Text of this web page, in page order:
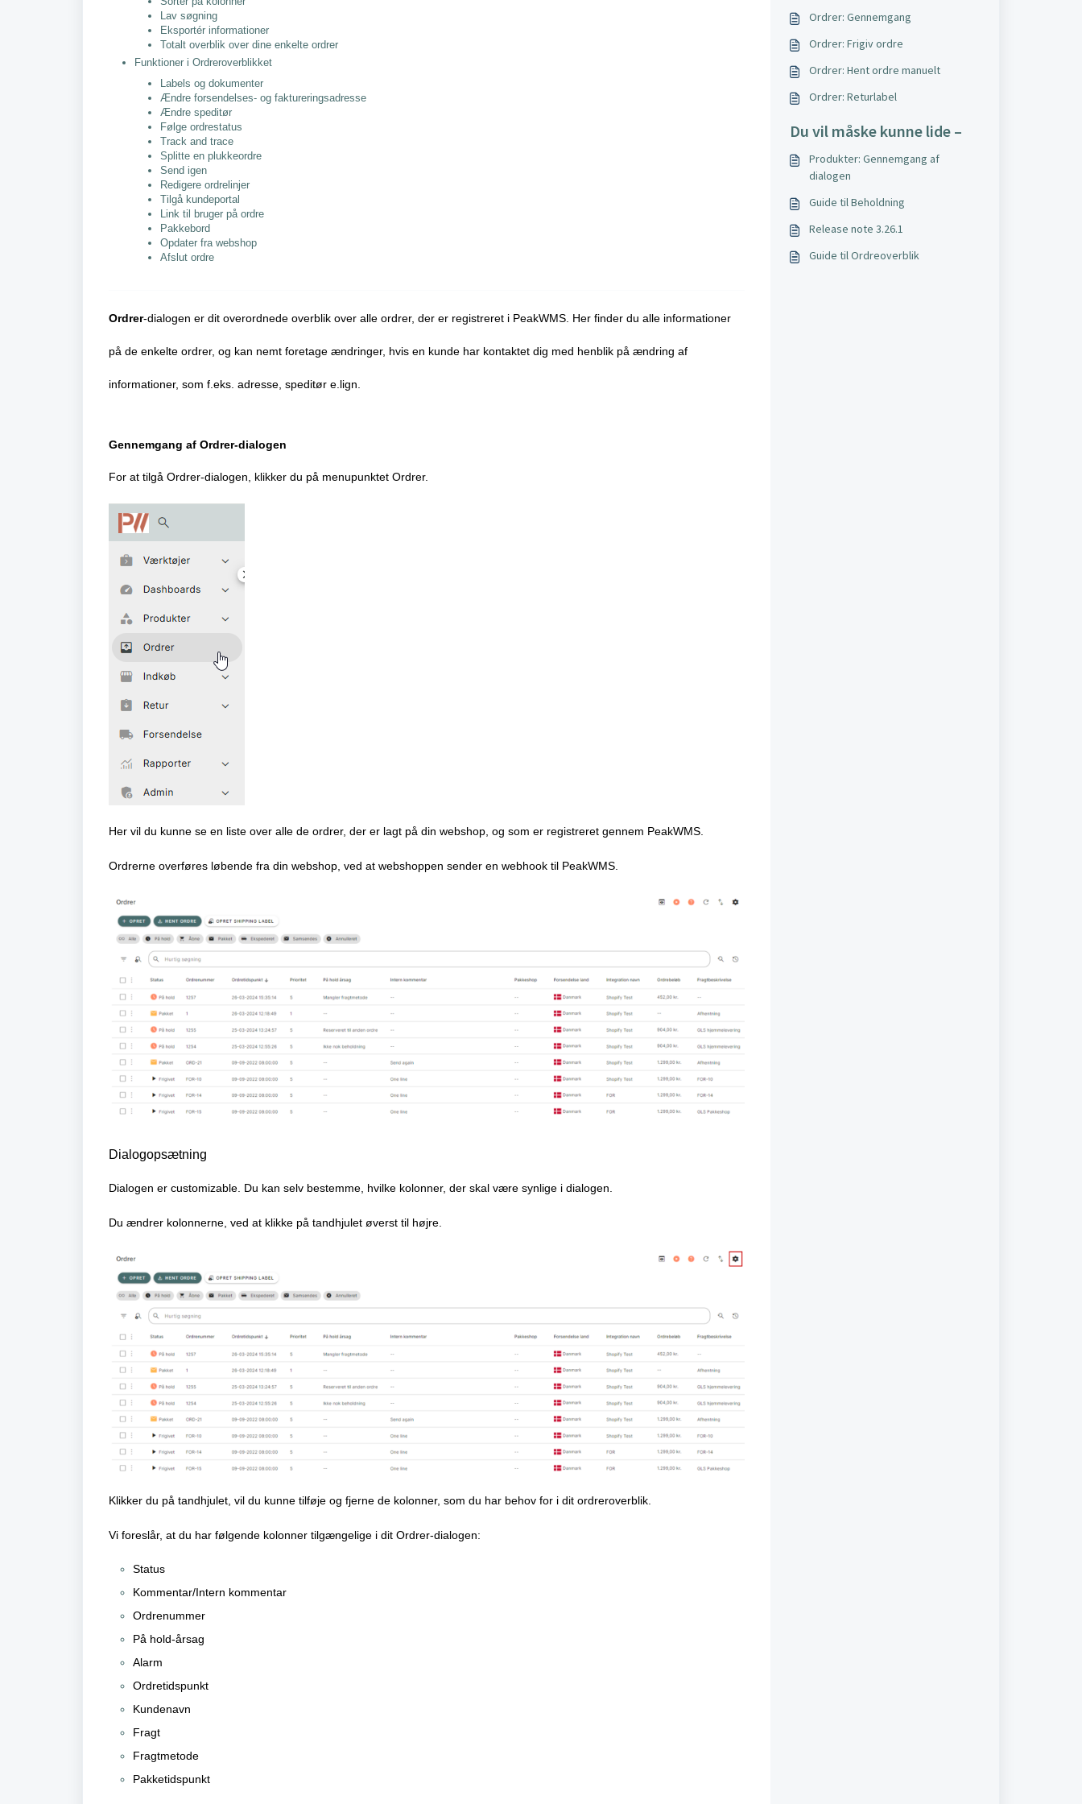
Lav søgning
Eksportér informationer
Totalt overblik over dine enkelte ordrer
Funktioner i Ordreroverblikket
Labels og dokumenter
Ændre forsendelses- og faktureringsadresse
Ændre speditør
Følge ordrestatus
Track and trace
Splitte en plukkeordre
Send igen
Redigere ordrelinjer
Tilgå kundeportal
Link til bruger på ordre
Pakkebord
Opdater fra webshop
Afslut ordre
Ordrer-dialogen er dit overordnede overblik over alle ordrer, der er registreret i PeakWMS. Her finder du alle informationer
på de enkelte ordrer, og kan nemt foretage ændringer, hvis en kunde har kontaktet dig med henblik på ændring af
informationer, som f.eks. adresse, speditør e.lign.
Gennemgang af Ordrer-dialogen
For at tilgå Ordrer-dialogen, klikker du på menupunktet Ordrer.
Her vil du kunne se en liste over alle de ordrer, der er lagt på din webshop, og som er registreret gennem PeakWMS.
Ordrerne overføres løbende fra din webshop, ved at webshoppen sender en webhook til PeakWMS.
Dialogopsætning
Dialogen er customizable. Du kan selv bestemme, hvilke kolonner, der skal være synlige i dialogen.
Du ændrer kolonnerne, ved at klikke på tandhjulet øverst til højre.
Klikker du på tandhjulet, vil du kunne tilføje og fjerne de kolonner, som du har behov for i dit ordreroverblik.
Vi foreslår, at du har følgende kolonner tilgængelige i dit Ordrer-dialogen:
Status
Kommentar/Intern kommentar
Ordrenummer
På hold-årsag
Alarm
Ordretidspunkt
Kundenavn
Fragt
Fragtmetode
Pakketidspunkt
Ordrer: Gennemgang
Ordrer: Frigiv ordre
Ordrer: Hent ordre manuelt
Ordrer: Returlabel
Du vil måske kunne lide –
Produkter: Gennemgang af
dialogen
Guide til Beholdning
Release note 3.26.1
Guide til Ordreoverblik